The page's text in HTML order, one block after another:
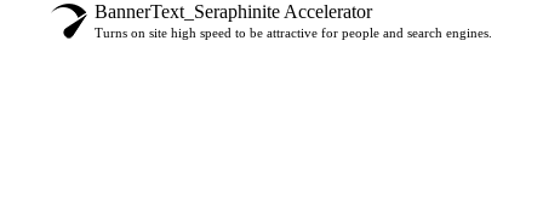
BannerText_Seraphinite Accelerator
Turns on site high speed to be attractive for people and search engines.